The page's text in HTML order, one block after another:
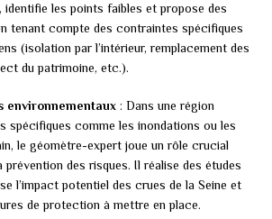
identifie les points faibles et propose des
tenant compte des contraintes spécifiques
(isolation par l’intérieur, remplacement des
du patrimoine, etc.).
environnementaux : Dans une région
spécifiques comme les inondations ou les
le géomètre-expert joue un rôle crucial
prévention des risques. Il réalise des études
l’impact potentiel des crues de la Seine et
de protection à mettre en place.